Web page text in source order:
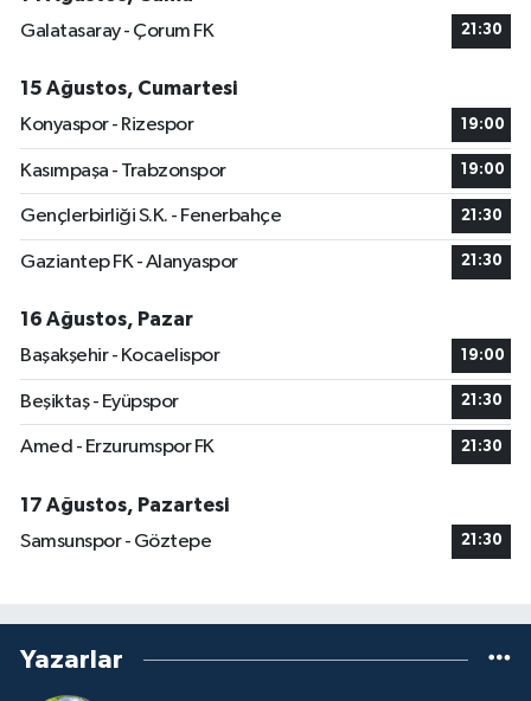
Galatasaray - Çorum FK
21:30
15 Ağustos, Cumartesi
Konyaspor - Rizespor
19:00
Kasımpaşa - Trabzonspor 19:00
Gençlerbirliği S.K. - Fenerbahçe 21:30
Gaziantep FK - Alanyaspor 21:30
16 Ağustos, Pazar
Başakşehir - Kocaelispor
19:00
Beşiktaş - Eyüpspor 21:30
Amed - Erzurumspor FK 21:30
17 Ağustos, Pazartesi
Samsunspor - Göztepe
21:30
Yazarlar